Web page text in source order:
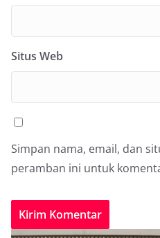
Situs Web
Simpan nama, email, dan
peramban ini untuk